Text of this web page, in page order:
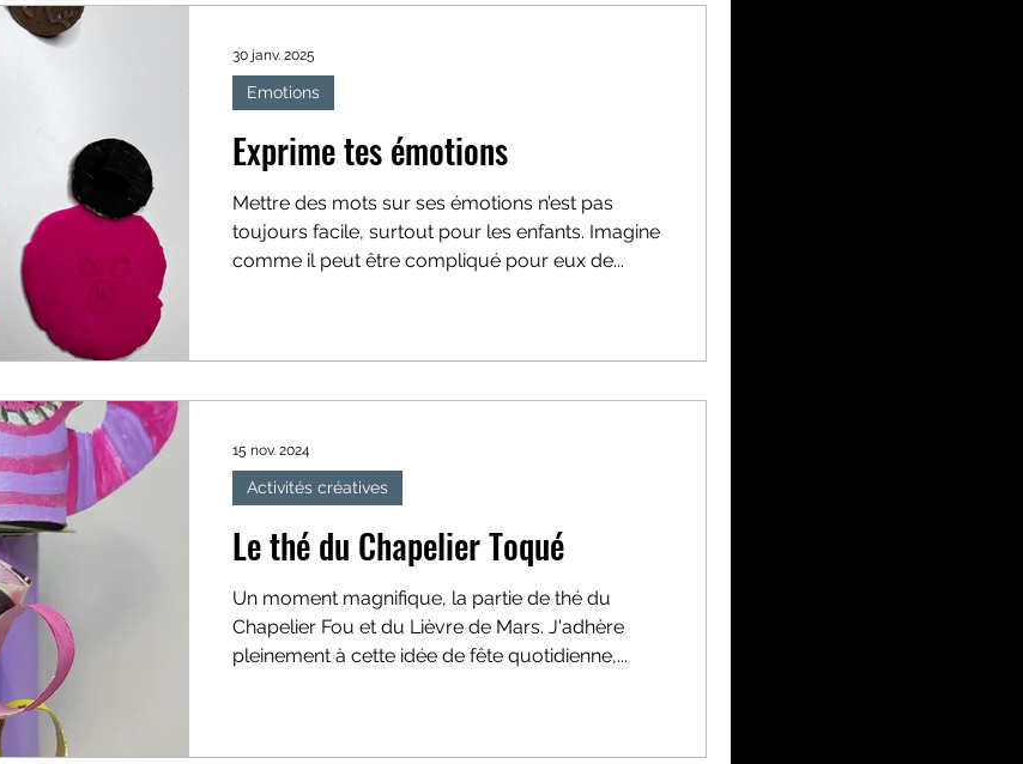
Exprime tes émotions
Mettre des mots sur ses émotions n’est pas
toujours facile, surtout pour les enfants. Imagine
comme il peut être compliqué pour eux de...
Emotions
30 janv. 2025
Le thé du Chapelier Toqué
Un moment magnifique, la partie de thé du
Chapelier Fou et du Lièvre de Mars. J'adhère
pleinement à cette idée de fête quotidienne,...
Activités créatives
15 nov. 2024